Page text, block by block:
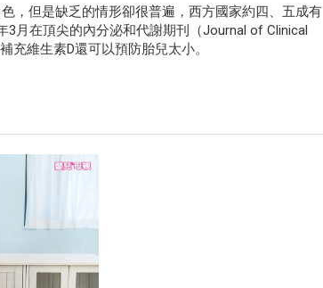
，但是缺乏的情形卻很普遍，西方國家約四、五成有
月在頂尖的內分泌和代謝期刊（Journal of Clinical
充維生素D還可以預防胎兒太小。